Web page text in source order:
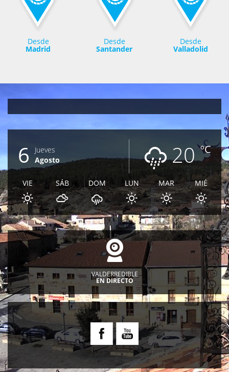
Desde
Madrid
Desde
Santander
Desde
Valladolid
ºC
20
6
Jueves
Agosto
VIE SÁB DOM LUN MAR MIÉ
VALDERREDIBLE
EN DIRECTO